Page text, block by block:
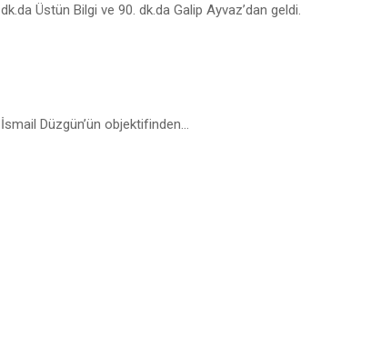
dk.da Üstün Bilgi ve 90. dk.da Galip Ayvaz’dan geldi.
İsmail Düzgün’ün objektifinden…